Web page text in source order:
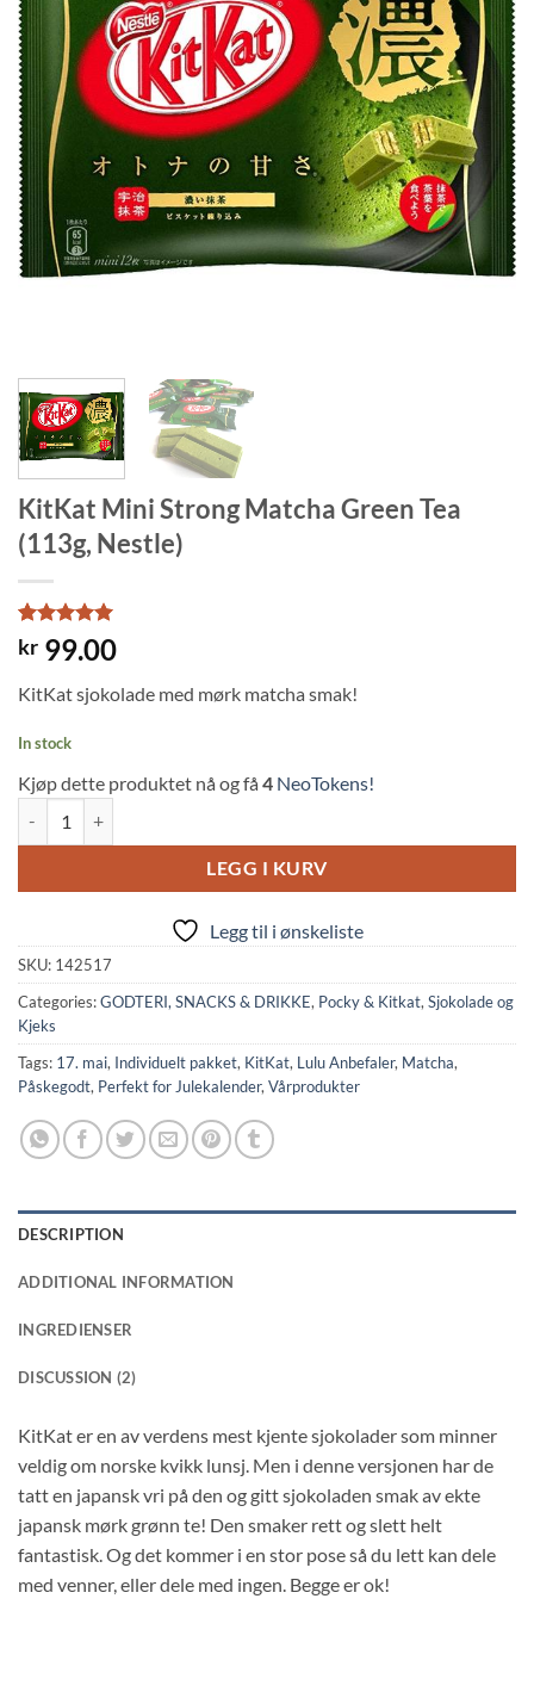
KitKat Mini Strong Matcha Green Tea
(113g, Nestle)
Rated5
out of 5
2
customer
kr 99.00
KitKat sjokolade med mørk matcha smak!
In stock
Kjøp dette produktet nå og få 4 NeoTokens!
LEGG I KURV
Legg til i ønskeliste
SKU: 142517
Categories:GODTERI, SNACKS & DRIKKE, Pocky & Kitkat,Sjokolade og
Kjeks
Tags: 17. mai, Individuelt pakket, KitKat, Lulu Anbefaler, Matcha,
Påskegodt, Perfekt for Julekalender,Vårprodukter
DESCRIPTION
ADDITIONAL INFORMATION
INGREDIENSER
DISCUSSION (2)
KitKat er en av verdens mest kjente sjokolader som minner
veldig om norske kvikk lunsj. Men i denne versjonen har de
tatt en japansk vri på den og gitt sjokoladen smak av ekte
japansk mørk grønn te! Den smaker rett og slett helt
fantastisk. Og det kommer i en stor pose så du lett kan dele
med venner, eller dele med ingen. Begge er ok!